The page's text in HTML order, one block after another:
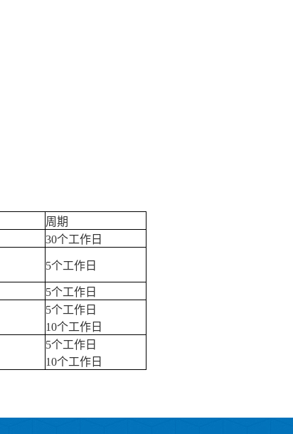
周期
30个工作日
5个工作日
5个工作日
5个工作日
10个工作日
5个工作日
10个工作日